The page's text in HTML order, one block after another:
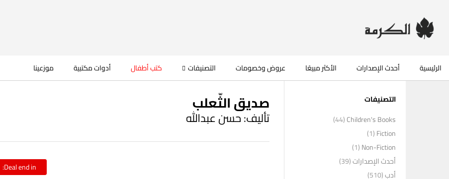
الرئيسية أحدث الإصدارات الأكثر مبيعًا عروض وخصومات التصنيفات كتب أطفال أدوات مكتبية موزعينا
التصنيفات
Children's Books
(44)
Fiction
(1)
Non-Fiction
(1)
أحدث الإصدارات(39)
أدب(510)
صديق الثّعلب
تأليف: حسن عبدالله
Deal end in: